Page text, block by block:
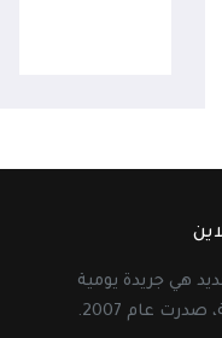
هي جريدة يومية
عام 2007.